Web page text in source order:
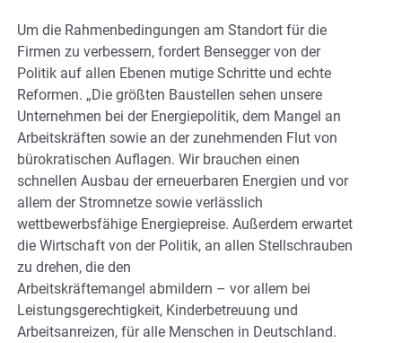
Um die Rahmenbedingungen am Standort für die
Firmen zu verbessern, fordert Bensegger von der
Politik auf allen Ebenen mutige Schritte und echte
Reformen. „Die größten Baustellen sehen unsere
Unternehmen bei der Energiepolitik, dem Mangel an
Arbeitskräften sowie an der zunehmenden Flut von
bürokratischen Auflagen. Wir brauchen einen
schnellen Ausbau der erneuerbaren Energien und vor
allem der Stromnetze sowie verlässlich
wettbewerbsfähige Energiepreise. Außerdem erwartet
die Wirtschaft von der Politik, an allen Stellschrauben
zu drehen, die den
Arbeitskräftemangel abmildern – vor allem bei
Leistungsgerechtigkeit, Kinderbetreuung und
Arbeitsanreizen, für alle Menschen in Deutschland.